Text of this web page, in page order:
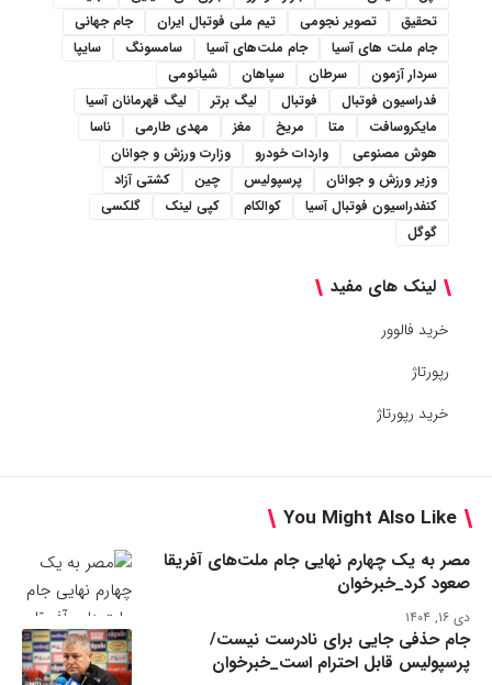
تحقیق
تصویر نجومی تیم ملی فوتبال ایران
جام جهانی
جام ملت های آسیا
جام ملت‌های آسیا سامسونگ
سایپا
سردار آزمون
سرطان سپاهان
شیائومی
فدراسیون فوتبال
فوتبال لیگ برتر
لیگ قهرمانان آسیا
مایکروسافت
متا مریخ مغز مهدی طارمی
ناسا
هوش مصنوعی
واردات خودرو
وزارت ورزش و جوانان
وزیر ورزش و جوانان
پرسپولیس چین
کشتی آزاد
کنفدراسیون فوتبال آسیا
کوالکام کپی لینک
گلکسی
گوگل
لینک های مفید
خرید فالوور
رپورتاژ
خرید رپورتاژ
You Might Also Like
مصر به یک چهارم نهایی جام ملت‌های آفریقا
صعود کرد_خبرخوان
دی ۱۶, ۱۴۰۴
جام حذفی جایی برای نادرست نیست/
پرسپولیس قابل احترام است_خبرخوان